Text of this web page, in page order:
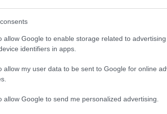
allow Google to enable storage related to
identifiers in apps.
allow my user data to be sent to Google for online
allow Google to send me personalized advertising.
τέσσερις πυροσβέστες με δύο
οχήματα
Νεκρό βρέφος μόλις 11